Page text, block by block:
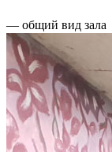
— общий вид зала